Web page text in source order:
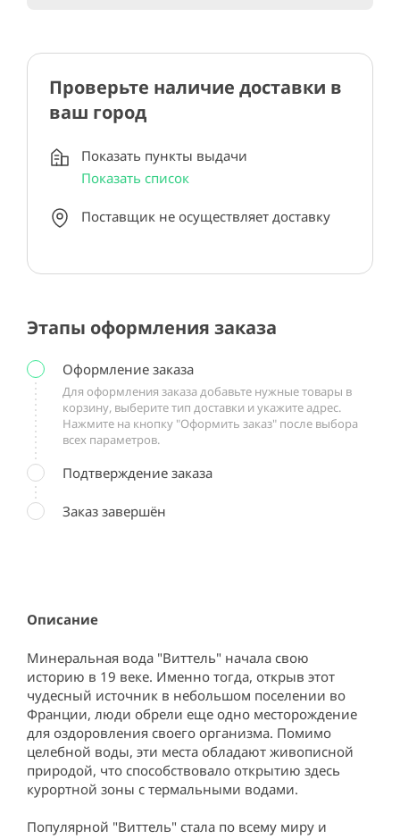
Описание
Минеральная вода "Виттель" начала свою
историю в 19 веке. Именно тогда, открыв этот
чудесный источник в небольшом поселении во
Франции, люди обрели еще одно месторождение
для оздоровления своего организма. Помимо
целебной воды, эти места обладают живописной
природой, что способствовало открытию здесь
курортной зоны с термальными водами.
Популярной "Виттель" стала по всему миру и
Проверьте наличие доставки в
ваш город
Показать пункты выдачи
Показать список
Поставщик не осуществляет доставку
Этапы оформления заказа
Оформление заказа
Для оформления заказа добавьте нужные товары в
корзину, выберите тип доставки и укажите адрес.
Нажмите на кнопку "Оформить заказ" после выбора
всех параметров.
Подтверждение заказа
Заказ завершён